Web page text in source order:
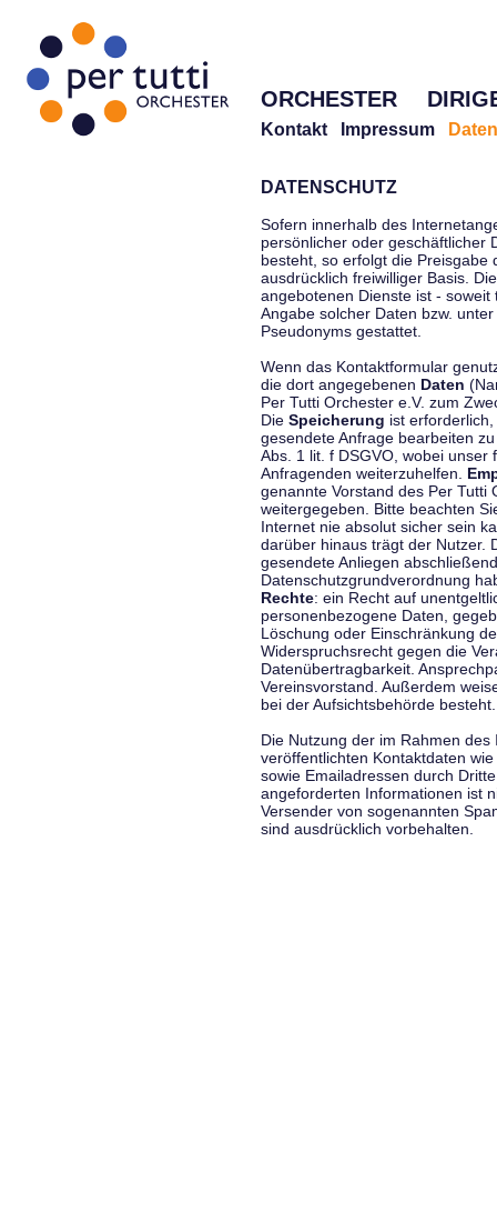
ORCHESTER
Kontakt Impressum
DATENSCHUTZ
Sofern innerhalb des
persönlicher oder geschäftlicher
besteht, so erfolgt die Preisgabe
ausdrücklich freiwilliger Basis.
angebotenen Dienste ist -
Angabe solcher Daten bzw.
Pseudonyms gestattet.
Wenn das Kontaktformular
die dort angegebenen Daten
Per Tutti Orchester e.V. zum
Die Speicherung ist
gesendete Anfrage bearbeiten
Abs. 1 lit. f DSGVO, wobei
Anfragenden weiterzuhelfen.
genannte Vorstand des Per Tutti
weitergegeben. Bitte beachten
Internet nie absolut sicher sein
darüber hinaus trägt der Nutzer.
gesendete Anliegen
Datenschutzgrundverordnung
Rechte: ein Recht auf
personenbezogene Daten,
Löschung oder Einschränkung
Widerspruchsrecht gegen die
Datenübertragbarkeit.
Vereinsvorstand. Außerdem
bei der Aufsichtsbehörde besteht.
Die Nutzung der im Rahmen
veröffentlichten Kontaktdaten
sowie Emailadressen durch
angeforderten Informationen ist
Versender von sogenannten
sind ausdrücklich vorbehalten.